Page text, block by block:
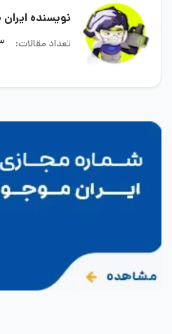
نویسنده
تعداد مقالات: